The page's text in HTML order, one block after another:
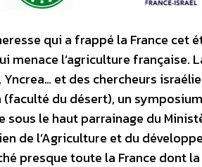
qui a frappé la France cet
l’agriculture française.
et des chercheurs
du désert), un
le haut parrainage du
de l’Agriculture et du
presque toute la France dont